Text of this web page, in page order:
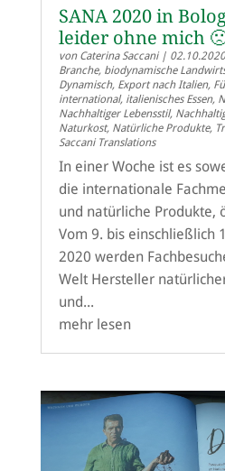
SANA 2020 in
leider ohne mich
von Caterina Saccani| 02.10.2020
Branche, biodynamische
Dynamisch, Export nach Italien,
international, italienisches Essen,
Nachhaltiger Lebensstil,
Naturkost, Natürliche Produkte,
Saccani Translations
In einer Woche ist es
die internationale
und natürliche Produkte,
Vom 9. bis einschließlich
2020 werden
Welt Hersteller
und...
mehr lesen